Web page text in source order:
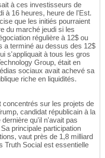
à ces investisseurs de
à 16 heures, heure de l'Est.
que les initiés pourraient
du marché jeudi si les
régulière à 12$ ou
a terminé au dessus des 12$
s'appliquait à tous les gros
Group, était en
sociaux avait achevé sa
riche en liquidités.
sur les projets de
candidat républicain à la
qu'il n'avait pas
principale participation
vaut près de 1,8 milliard
Truth Social est essentielle